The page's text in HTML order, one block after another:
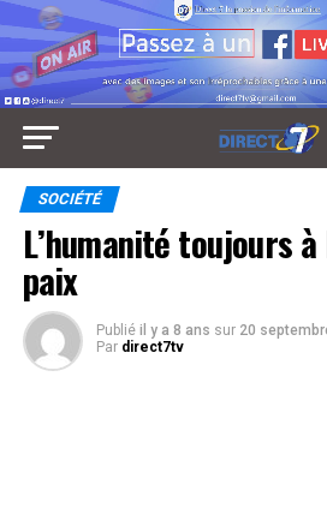
SOCIÉTÉ
L’humanité toujours
paix
Publié il y a 8 ans sur 20
Par direct7tv